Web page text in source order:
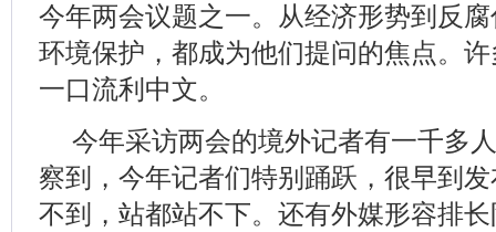
今年两会议题之一。从经济形势到反
环境保护，都成为他们提问的焦点。
一口流利中文。
今年采访两会的境外记者有一千多
察到，今年记者们特别踊跃，很早到
不到，站都站不下。还有外媒形容排